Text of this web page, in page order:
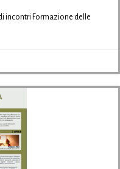
incontri Formazione delle